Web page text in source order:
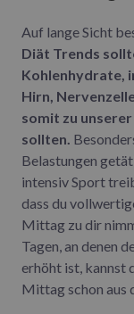
Auf lange Sicht
Diät Trends
Kohlenhydrate,
Hirn,
somit zu
sollten.
Belastungen
intensiv Sport
dass du
Mittag zu dir
Tagen, an denen
erhöht ist, kannst
Mittag schon aus